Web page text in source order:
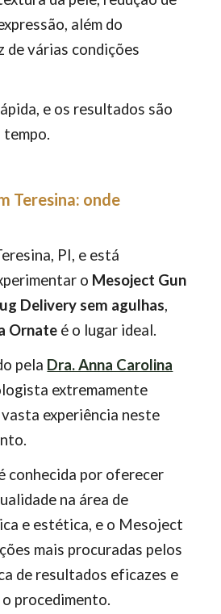
além do
várias condições
e os resultados são
tempo.
Teresina: onde
PI, e está
o Mesoject Gun
Delivery sem agulhas,
Ornate é o lugar ideal.
pela Dra. Anna Carolina
extremamente
experiência neste
conhecida por oferecer
na área de
e estética, e o Mesoject
mais procuradas pelos
de resultados eficazes e
procedimento.